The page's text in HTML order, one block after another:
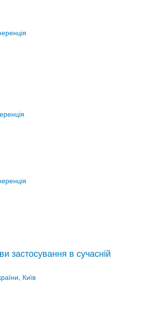
застосування в сучасній
Київ